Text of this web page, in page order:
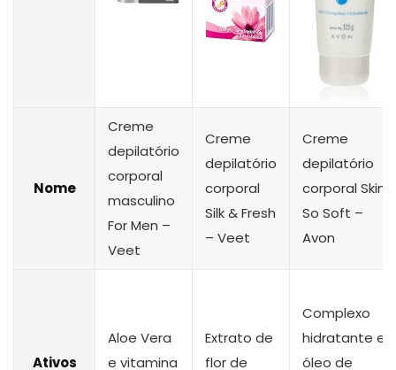
Nome
Creme
depilatório
corporal
masculino
For Men –
Veet
Creme
depilatório
corporal
Silk & Fresh
– Veet
Creme
depilatório
corporal Skin
So Soft –
Avon
Ativos
Aloe Vera
e vitamina
Extrato de
flor de
Complexo
hidratante e
óleo de